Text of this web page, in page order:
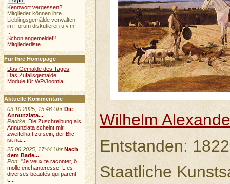
Wilhelm
Entstanden: 1822
Staatliche
Kennwort vergessen?
Mitglieder können ihre
Lieblingsgemälde verwalten,
im Forum diskutieren u.v.m.
Schon angemeldet?
Mitgliederliste
Für Ihre Homepage
Das Gemälde des Tages
Das Zufallsgemälde
Module für WP/Joomla
Aktuelle Kommentare
03.10.2025, 15:46 Uhr Die
Annunziata...
Radtke: Die Zuschreibung als
Annunziata scheint mir
zweifelhaft zu sein, der Blic
ist na...
25.06.2025, 17:44 Uhr Nach
dem Bade...
Ron:"Je veux te raconter, ô
molle enchanteresse! L es
diverses beautés qui parent
t...